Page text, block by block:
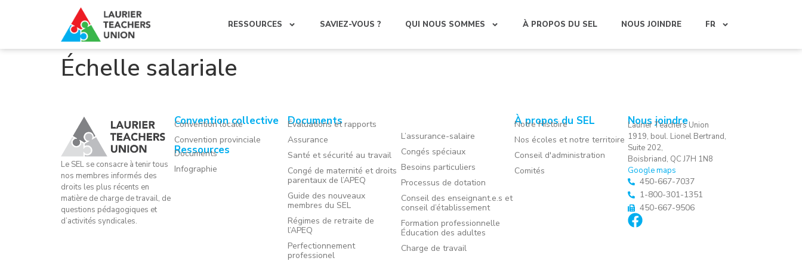
RESSOURCES SAVIEZ-VOUS ? QUI NOUS SOMMES À PROPOS DU SEL NOUS JOINDRE FR
Échelle salariale
Le SEL se consacre à tenir tous
nos membres informés des
droits les plus récents en
matière de charge de travail, de
questions pédagogiques et
d’activités syndicales.
Convention collective
Convention locale
Convention provinciale
Ressources
Documents
Infographie
Documents
Évaluations et rapports
Assurance
Santé et sécurité au travail
Congé de maternité et droits
parentaux de l’APEQ
Guide des nouveaux
membres du SEL
Régimes de retraite de
l’APEQ
Perfectionnement
professionel
L’assurance-salaire
Congés spéciaux
Besoins particuliers
Processus de dotation
Conseil des enseignant.e.s et
conseil d’établissement
Formation professionnelle
Éducation des adultes
Charge de travail
À propos du SEL
Notre Histoire
Nos écoles et notre territoire
Conseil d'administration
Comités
Nous joindre
Laurier Teachers Union
1919, boul. Lionel Bertrand,
Suite 202,
Boisbriand, QC J7H 1N8
Google maps
450-667-7037
1-800-301-1351
450-667-9506